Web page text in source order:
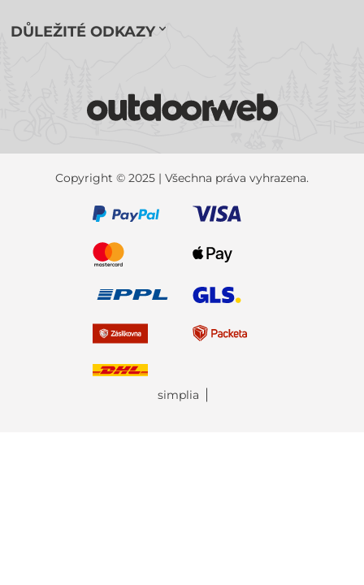
DŮLEŽITÉ ODKAZY
Copyright © 2025 | Všechna práva vyhrazena.
simplia